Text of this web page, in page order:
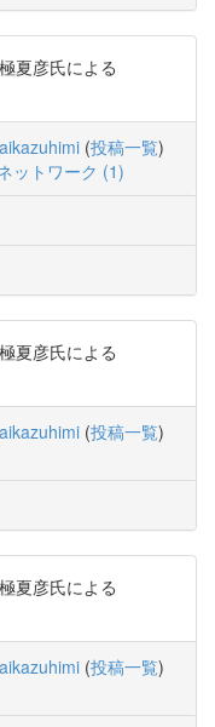
夏彦氏による
(投稿一覧)
ットワーク (1)
夏彦氏による
(投稿一覧)
夏彦氏による
(投稿一覧)